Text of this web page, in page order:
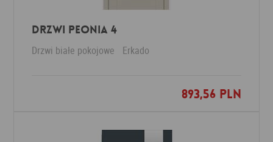
Drzwi PEONIA 4
Drzwi białe pokojowe Erkado
893,56 PLN
Dodaj do ulubionych